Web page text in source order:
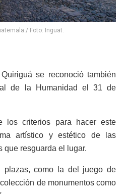
Foto: Inguat.
se reconoció también
de la Humanidad el 31 de
los criterios para hacer este
artístico y estético de las
que resguarda el lugar.
plazas, como la del juego de
de monumentos como